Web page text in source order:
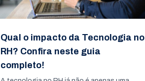
Qual o impacto da Tecnologia no
RH? Confira neste guia
completo!